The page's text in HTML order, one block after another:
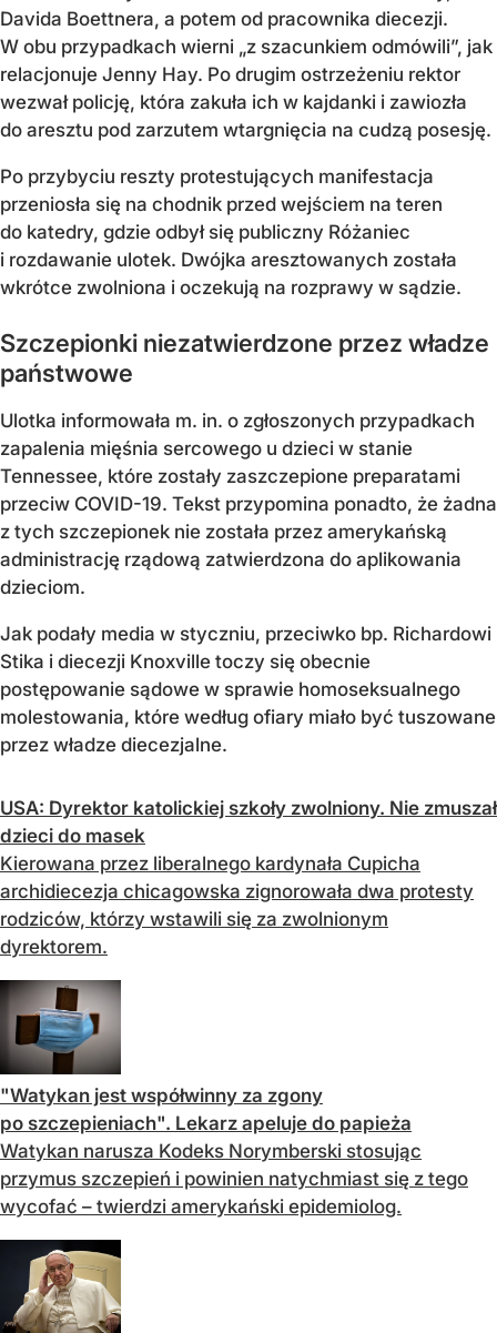
Davida Boettnera, a potem od pracownika diecezji.
W obu przypadkach wierni „z szacunkiem odmówili”, jak
relacjonuje Jenny Hay. Po drugim ostrzeżeniu rektor
wezwał policję, która zakuła ich w kajdanki i zawiozła
do aresztu pod zarzutem wtargnięcia na cudzą posesję.
Po przybyciu reszty protestujących manifestacja
przeniosła się na chodnik przed wejściem na teren
do katedry, gdzie odbył się publiczny Różaniec
i rozdawanie ulotek. Dwójka aresztowanych została
wkrótce zwolniona i oczekują na rozprawy w sądzie.
Szczepionki niezatwierdzone przez władze
państwowe
Ulotka informowała m. in. o zgłoszonych przypadkach
zapalenia mięśnia sercowego u dzieci w stanie
Tennessee, które zostały zaszczepione preparatami
przeciw COVID-19. Tekst przypomina ponadto, że żadna
z tych szczepionek nie została przez amerykańską
administrację rządową zatwierdzona do aplikowania
dzieciom.
Jak podały media w styczniu, przeciwko bp. Richardowi
Stika i diecezji Knoxville toczy się obecnie
postępowanie sądowe w sprawie homoseksualnego
molestowania, które według ofiary miało być tuszowane
przez władze diecezjalne.
USA: Dyrektor katolickiej szkoły zwolniony. Nie zmuszał
dzieci do masek
Kierowana przez liberalnego kardynała Cupicha
archidiecezja chicagowska zignorowała dwa protesty
rodziców, którzy wstawili się za zwolnionym
dyrektorem.
"Watykan jest współwinny za zgony
po szczepieniach". Lekarz apeluje do papieża
Watykan narusza Kodeks Norymberski stosując
przymus szczepień i powinien natychmiast się z tego
wycofać – twierdzi amerykański epidemiolog.